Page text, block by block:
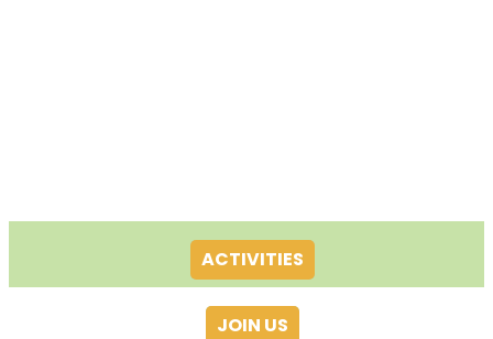
ACTIVITIES
JOIN US